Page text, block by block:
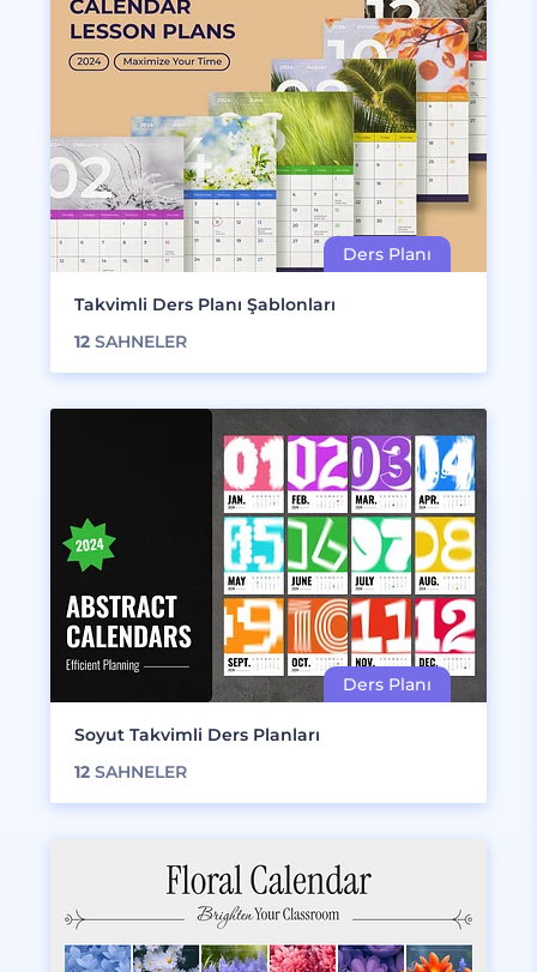
Takvimli Ders Planı Şablonları
12 SAHNELER
Soyut Takvimli Ders Planları
12 SAHNELER